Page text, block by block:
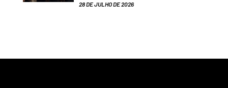
28 DE JULHO DE 2026